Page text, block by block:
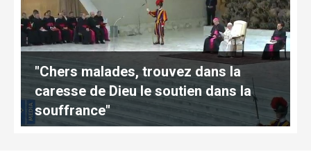
"Chers malades, trouvez dans la
caresse de Dieu le soutien dans la
souffrance"